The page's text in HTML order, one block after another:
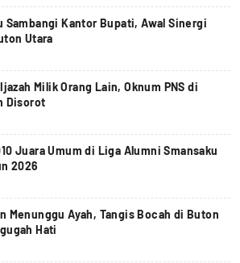
Sambangi Kantor Bupati, Awal Sinergi
Utara
Milik Orang Lain, Oknum PNS di
Disorot
Juara Umum di Liga Alumni Smansaku
2026
Menunggu Ayah, Tangis Bocah di Buton
Hati